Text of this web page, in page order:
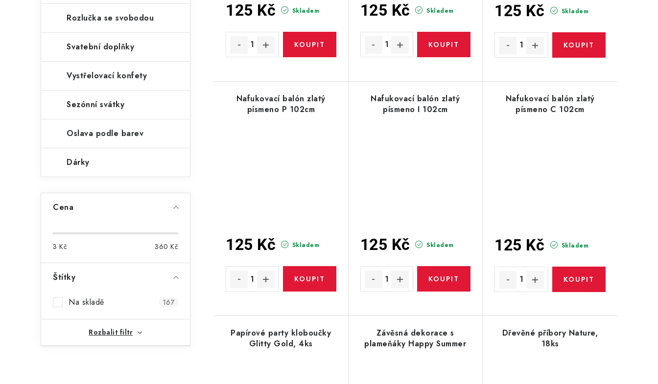
Rozlučka se svobodou
Svatební doplňky
Vystřelovací konfety
Sezónní svátky
Oslava podle barev
Dárky
Cena
3 Kč 360 Kč
Štítky
Na skladě 167
Rozbalit filtr
Skladem
125 Kč Skladem
125 Kč Skladem
125 Kč
Nafukovací balón zlatý
písmeno P 102cm
Skladem
125 Kč
Nafukovací balón zlatý
písmeno I 102cm
Skladem
125 Kč
Nafukovací balón zlatý
písmeno C 102cm
Skladem
125 Kč
Papírové party kloboučky
Glitty Gold, 4ks
Závěsná dekorace s
plameňáky Happy Summer
Dřevěné příbory Nature,
18ks